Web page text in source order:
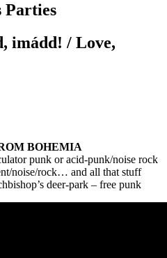
Parties
imádd! / Love,
BOHEMIA
punk or acid-punk/noise rock
noise/rock… and all that stuff
deer-park – free punk